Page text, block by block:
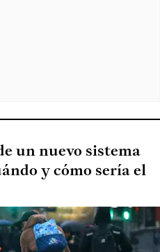
un nuevo sistema
y cómo sería el